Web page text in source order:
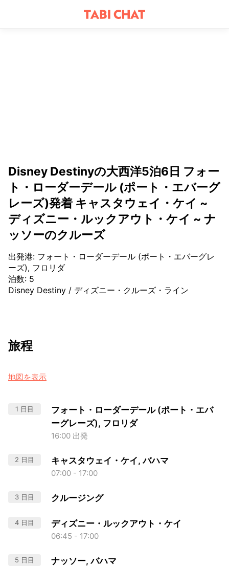
Disney Destinyの大西洋5泊6日 フォー
ト・ローダーデール (ポート・エバーグ
レーズ)発着 キャスタウェイ・ケイ ~
ディズニー・ルックアウト・ケイ ~ ナ
ッソーのクルーズ
出発港: フォート・ローダーデール (ポート・エバーグレ
ーズ), フロリダ
泊数: 5
Disney Destiny / ディズニー・クルーズ・ライン
旅程
地図を表示
1 日目
フォート・ローダーデール (ポート・エバ
ーグレーズ), フロリダ
16:00 出発
2 日目 キャスタウェイ・ケイ, バハマ
07:00 - 17:00
3 日目 クルージング
4 日目 ディズニー・ルックアウト・ケイ
06:45 - 17:00
5 日目 ナッソー, バハマ